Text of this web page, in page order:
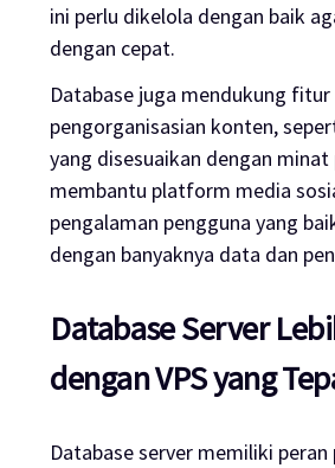
ini perlu dikelola dengan baik
dengan cepat.
Database juga mendukung fitur
pengorganisasian konten,
yang disesuaikan dengan minat
membantu platform media
pengalaman pengguna yang
dengan banyaknya data dan
Database Server
dengan VPS yang
Database server memiliki